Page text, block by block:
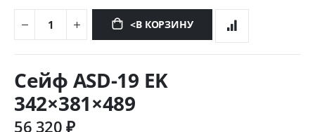
<В КОРЗИНУ
началу
изображений
Сейф ASD-19 EK
342×381×489
56 320 ₽